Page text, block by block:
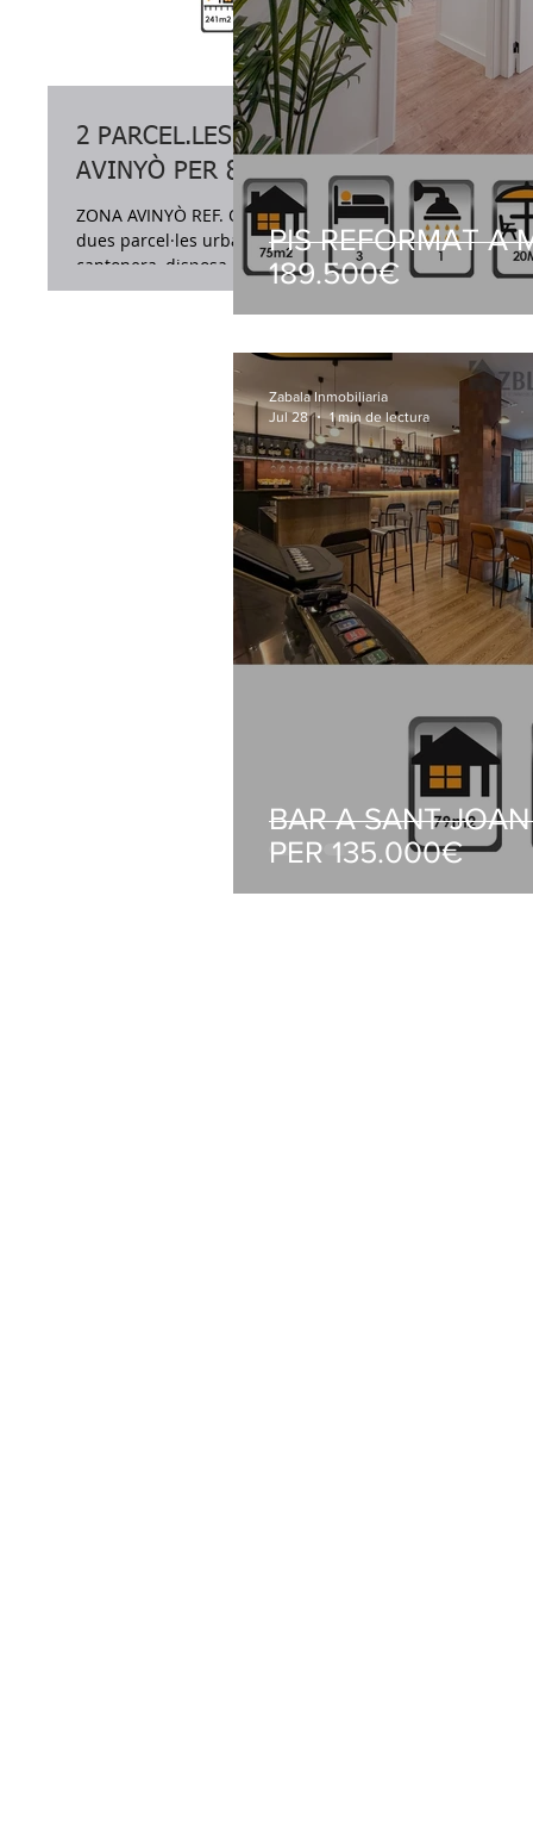
2 PARCEL.LES URBANES A
AVINYÒ PER 80.000€
ZONA AVINYÒ REF. OI202134Z Es venen
dues parcel·les urbanes. La primera,
cantonera, disposa...
PIS REFORMAT A
189.500€
BAR A SANT
PER 135.000€
Zabala Inmobiliaria
Jul 28
1 min de lectura